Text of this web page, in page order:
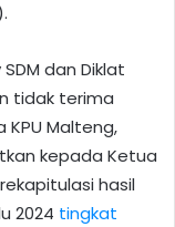
dan Diklat
tidak terima
Malteng,
kepada Ketua
hasil
2024 tingkat